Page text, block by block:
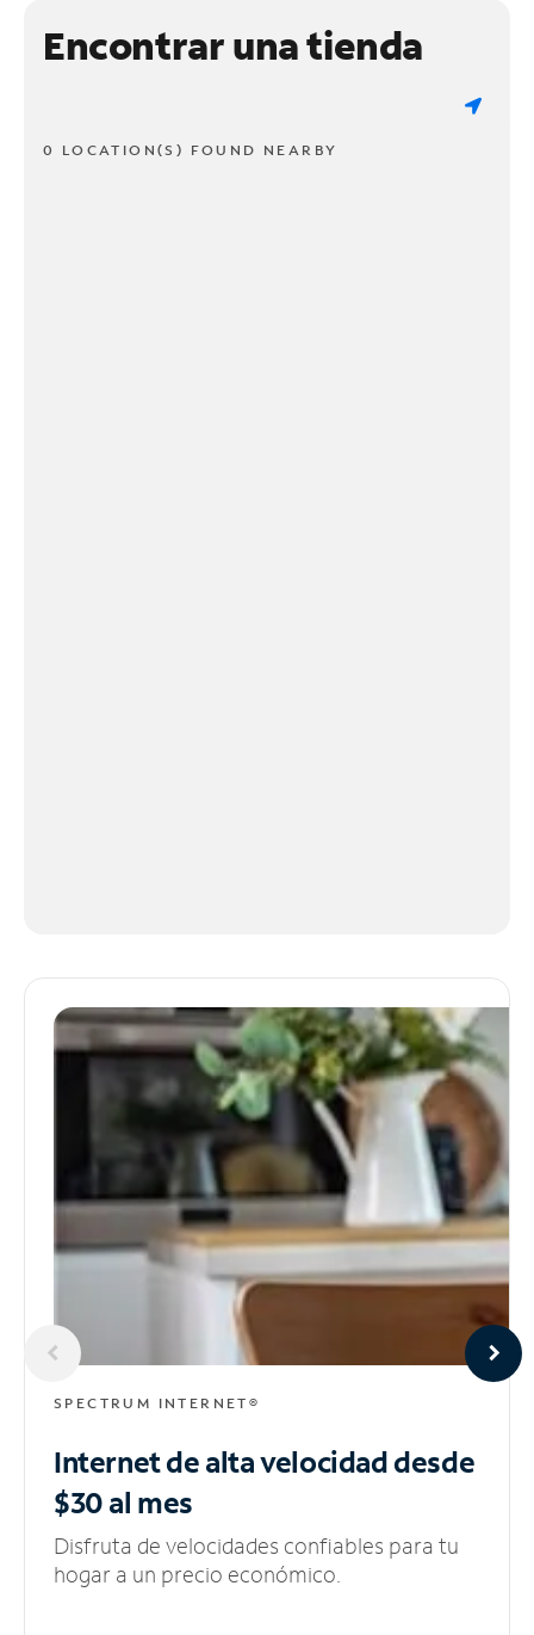
Encontrar una tienda
0 LOCATION(S) FOUND NEARBY
SPECTRUM INTERNET®
Internet de alta velocidaddesde
$30 al mes
Disfruta de velocidades confiables para tu
hogar a un precio económico.